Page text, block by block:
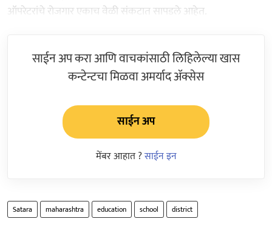
ऑपरेटरांचे रोजगार एकाच वेळी संकटात सापडले आहेत.
साईन अप करा आणि वाचकांसाठी लिहिलेल्या खास
कन्टेन्टचा मिळवा अमर्याद ॲक्सेस
साईन अप
मेंबर आहात ?साईन इन
Satara maharashtra education school district